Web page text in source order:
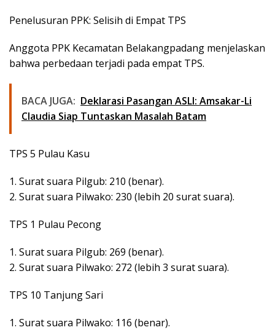
Penelusuran PPK: Selisih di Empat TPS
Anggota PPK Kecamatan Belakangpadang menjelaskan
bahwa perbedaan terjadi pada empat TPS.
BACA JUGA: Deklarasi Pasangan ASLI: Amsakar-Li
Claudia Siap Tuntaskan Masalah Batam
TPS 5 Pulau Kasu
1. Surat suara Pilgub: 210 (benar).
2. Surat suara Pilwako: 230 (lebih 20 surat suara).
TPS 1 Pulau Pecong
1. Surat suara Pilgub: 269 (benar).
2. Surat suara Pilwako: 272 (lebih 3 surat suara).
TPS 10 Tanjung Sari
1. Surat suara Pilwako: 116 (benar).